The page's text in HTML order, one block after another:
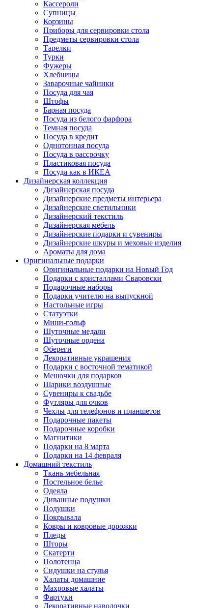
Кассероли
Супницы
Корзины
Приборы для сервировки стола
Предметы сервировки стола
Тарелки
Турки
Фужеры
Хлебницы
Заварочные чайники
Посуда для чая
Штофы
Барная посуда
Посуда из белого фарфора
Темная посуда
Посуда в кредит
Однотонная посуда
Посуда в рассрочку
Пластиковая посуда
Посуда как в ИКЕА
Дизайнерская коллекция
Дизайнерская посуда
Дизайнерские предметы интерьера
Дизайнерские светильники
Дизайнерский текстиль
Дизайнерская мебель
Дизайнерские подарки и сувениры
Дизайнерские шкуры и меховые изделия
Ароматы для дома
Оригинальные подарки
Оригинальные подарки на Новый Год
Подарки с кристаллами Сваровски
Подарочные наборы
Подарки учителю на выпускной
Настольные игры
Статуэтки
Мини-гольф
Шуточные медали
Шуточные ордена
Обереги
Декоративные украшения
Подарки с восточной тематикой
Мешочки для подарков
Шарики воздушные
Сувениры к свадьбе
Футляры для очков
Чехлы для телефонов и планшетов
Подарочные пакеты
Подарочные коробки
Магнитики
Подарки на 8 марта
Подарки на 14 февраля
Домашний текстиль
Ткань мебельная
Постельное белье
Одеяла
Диванные подушки
Подушки
Покрывала
Ковры и ковровые дорожки
Пледы
Шторы
Скатерти
Полотенца
Сидушки на стулья
Халаты домашние
Махровые халаты
Фартуки
Декоративные наволочки